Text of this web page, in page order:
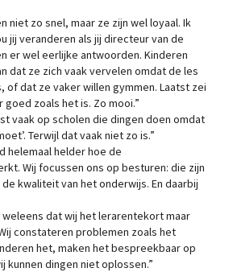
niet zo snel, maar ze zijn wel loyaal. Ik
jij veranderen als jij directeur van de
er wel eerlijke antwoorden. Kinderen
dat ze zich vaak vervelen omdat de les
of dat ze vaker willen gymmen. Laatst zei
goed zoals het is. Zo mooi.”
vaak op scholen die dingen doen omdat
Terwijl dat vaak niet zo is.”
helemaal helder hoe de
Wij focussen ons op besturen: die zijn
kwaliteit van het onderwijs. En daarbij
weleens dat wij het lerarentekort maar
constateren problemen zoals het
het, maken het bespreekbaar op
kunnen dingen niet oplossen.”